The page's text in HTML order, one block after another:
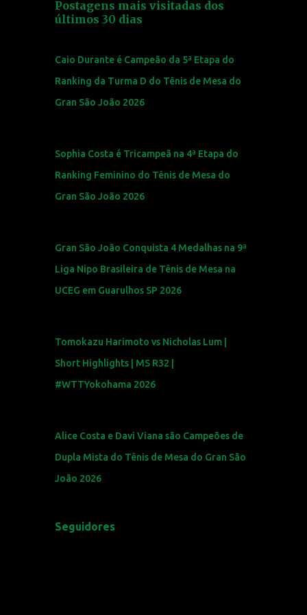
Postagens mais visitadas dos
últimos 30 dias
Caio Durante é Campeão da 5ª Etapa do
Ranking da Turma D do Tênis de Mesa do
Gran São João 2026
Sophia Costa é Tricampeã na 4ª Etapa do
Ranking Feminino do Tênis de Mesa do
Gran São João 2026
Gran São João Conquista 4 Medalhas na 9ª
Liga Nipo Brasileira de Tênis de Mesa na
UCEG em Guarulhos SP 2026
Tomokazu Harimoto vs Nicholas Lum |
Short Highlights | MS R32 |
#WTTYokohama 2026
Alice Costa e Davi Viana são Campeões de
Dupla Mista do Tênis de Mesa do Gran São
João 2026
Seguidores